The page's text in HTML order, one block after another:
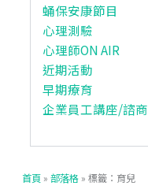
蛹保安康節目
心理測驗
心理師ON AIR
近期活動
早期療育
企業員工講座/諮商
首頁 »部落格 »標籤：育兒